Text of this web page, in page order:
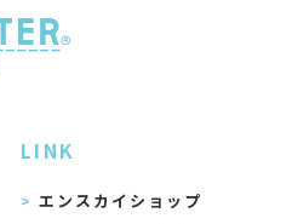
LINK
エンスカイショップ